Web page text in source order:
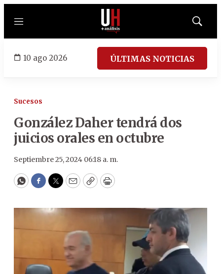
Menú
Mostrar
10 ago 2026 ÚLTIMAS NOTICIAS
Sucesos
González Daher tendrá dos
juicios orales en octubre
Septiembre 25, 2024 06:18 a. m.
WhatsApp
Facebook
Twitter
EmailCopyPrint